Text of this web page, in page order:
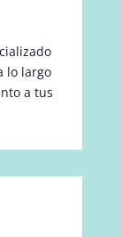
lo largo
a tus